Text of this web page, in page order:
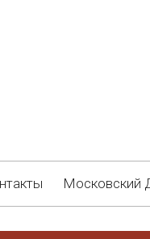
Московский